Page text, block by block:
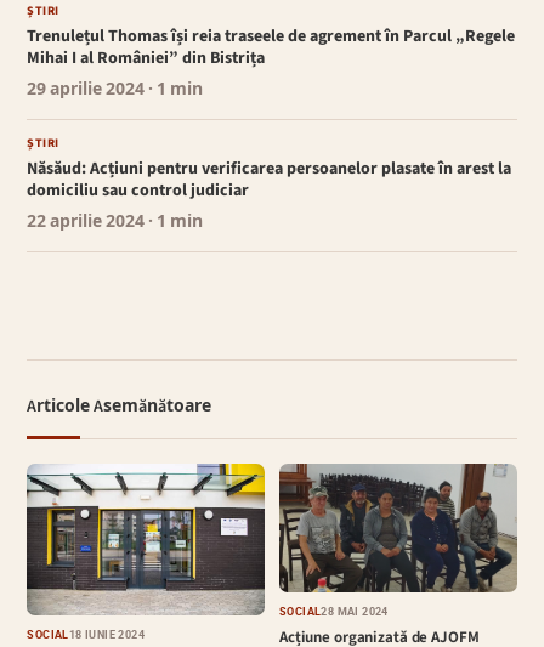
ȘTIRI
Trenulețul Thomas își reia traseele de agrement în Parcul „Regele
Mihai I al României” din Bistrița
29 aprilie 2024 · 1 min
ȘTIRI
Năsăud: Acțiuni pentru verificarea persoanelor plasate în arest la
domiciliu sau control judiciar
22 aprilie 2024 · 1 min
Articole Asemănătoare
SOCIAL18 IUNIE 2024
SOCIAL28 MAI 2024
Acțiune organizată de AJOFM